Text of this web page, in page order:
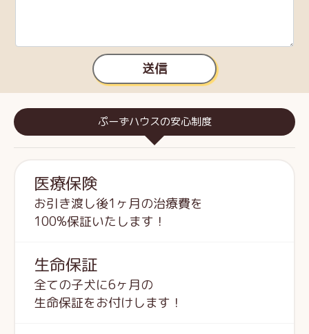
送信
ぷーずハウスの安心制度
医療保険
お引き渡し後1ヶ月の治療費を
100%保証いたします！
生命保証
全ての子犬に6ヶ月の
生命保証をお付けします！